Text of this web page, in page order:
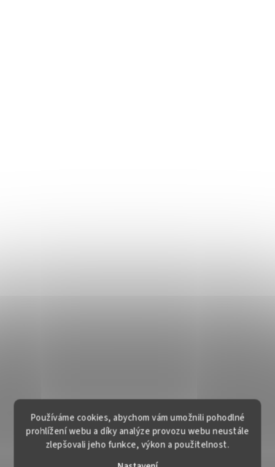
Používáme cookies, abychom vám umožnili pohodlné
prohlížení webu a díky analýze provozu webu neustále
zlepšovali jeho funkce, výkon a použitelnost.